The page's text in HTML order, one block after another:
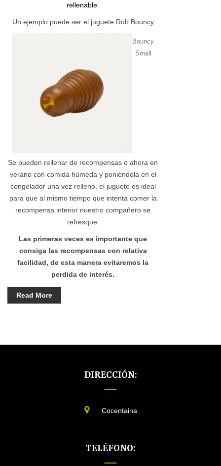
rellenable
Un ejemplo puede ser el juguete Rub Bouncy
Bouncy
Small
Se pueden rellenar de recompensas o ahora en
verano con comida húmeda y poniéndola en el
congelador una vez relleno, el juguete es ideal
para que al mismo tiempo que intenta comer la
recompensa interior nuestro compañero se
refresque.
Las primeras veces es importante que
consiga las recompensas con relativa
facilidad, de esta manera evitaremos la
perdida de interés.
Read More
DIRECCIÓN:
Cocentaina
TELÉFONO: